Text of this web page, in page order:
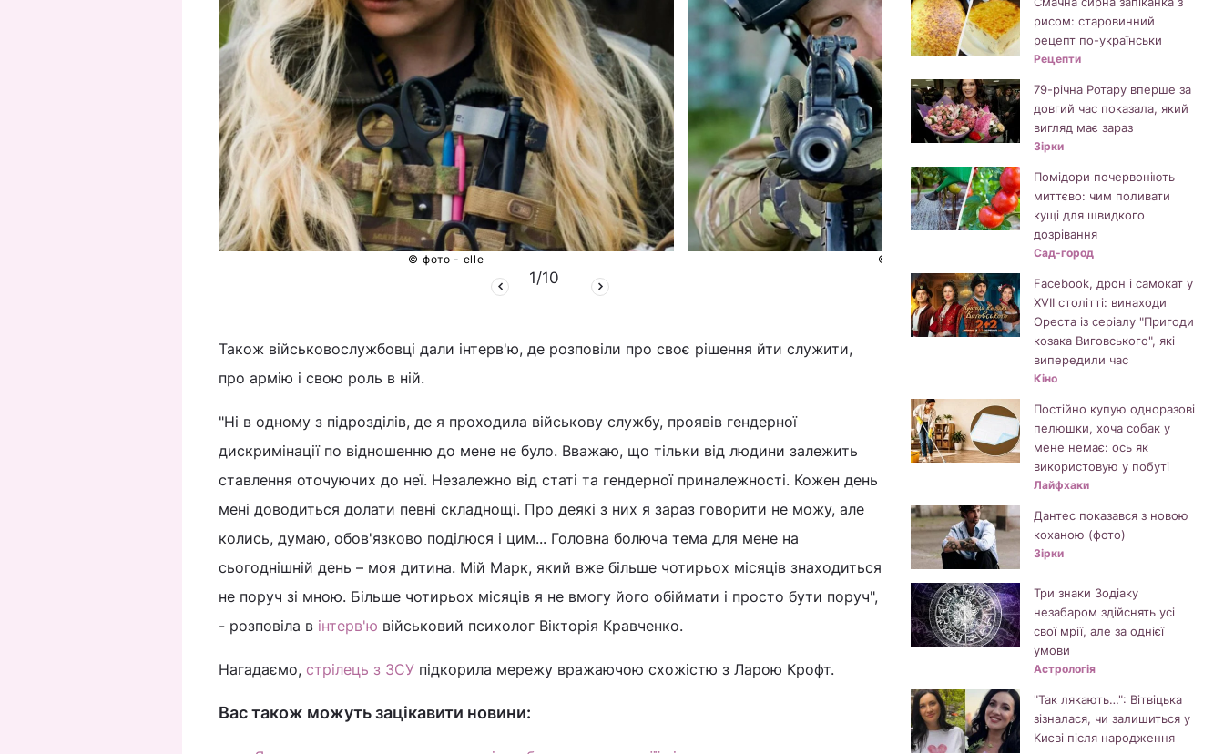
© фото - elle © фото - elle
1/10
Також військовослужбовці дали інтерв'ю, де розповіли про своє рішення йти служити,
про армію і свою роль в ній.
"Ні в одному з підрозділів, де я проходила військову службу, проявів гендерної
дискримінації по відношенню до мене не було. Вважаю, що тільки від людини залежить
ставлення оточуючих до неї. Незалежно від статі та гендерної приналежності. Кожен день
мені доводиться долати певні складнощі. Про деякі з них я зараз говорити не можу, але
колись, думаю, обов'язково поділюся і цим... Головна болюча тема для мене на
сьогоднішній день – моя дитина. Мій Марк, який вже більше чотирьох місяців знаходиться
не поруч зі мною. Більше чотирьох місяців я не вмогу його обіймати і просто бути поруч",
- розповіла в інтерв'ю військовий психолог Вікторія Кравченко.
Нагадаємо, стрілець з ЗСУ підкорила мережу вражаючою схожістю з Ларою Крофт.
Вас також можуть зацікавити новини:
рисом: старовинний
рецепт по-українськи
Рецепти
79-річна Ротару вперше за
довгий час показала, який
вигляд має зараз
Зірки
Помідори почервоніють
миттєво: чим поливати
кущі для швидкого
дозрівання
Сад-город
Facebook, дрон і самокат у
XVII столітті: винаходи
Ореста із серіалу "Пригоди
козака Виговського", які
випередили час
Кіно
Постійно купую одноразові
пелюшки, хоча собак у
мене немає: ось як
використовую у побуті
Лайфхаки
Дантес показався з новою
коханою (фото)
Зірки
Три знаки Зодіаку
незабаром здійснять усі
свої мрії, але за однієї
умови
Астрологія
"Так лякають…": Вітвіцька
зізналася, чи залишиться у
Києві після народження